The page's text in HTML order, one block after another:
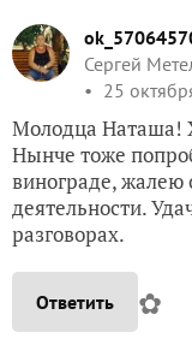
Сергей
25
Молодца Наташа!
Нынче тоже
винограде, жалею
деятельности.
разговорах.
Ответить ✿